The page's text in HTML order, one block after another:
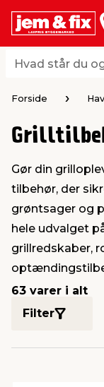
Hvad står du og
Hvad står du og
loft & vægge
vinduer
brædder
& varme
& ophæng
& opbevaring
& persienner
& armatur
& ventilation
kloak
Home
&
& fugemasse
af værktøj
maskiner
& spande
underholdning
Forside
Gør din
tilbehør, der
grøntsager og
hele udvalget
grillredskaber,
63 varer i alt
Filter